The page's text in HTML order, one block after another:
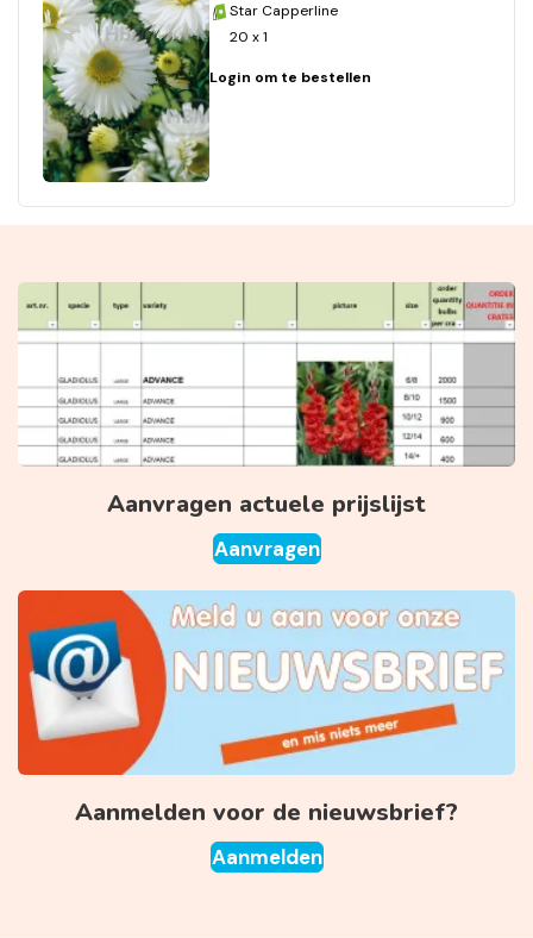
Star Capperline
20 x 1
Login om te bestellen
Aanvragen actuele prijslijst
Aanvragen
Aanmelden voor de nieuwsbrief?
Aanmelden